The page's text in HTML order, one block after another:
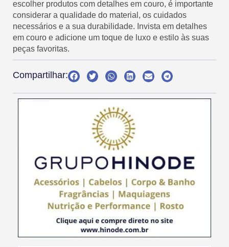
escolher produtos com detalhes em couro, é importante
considerar a qualidade do material, os cuidados
necessários e a sua durabilidade. Invista em detalhes
em couro e adicione um toque de luxo e estilo às suas
peças favoritas.
Compartilhar: